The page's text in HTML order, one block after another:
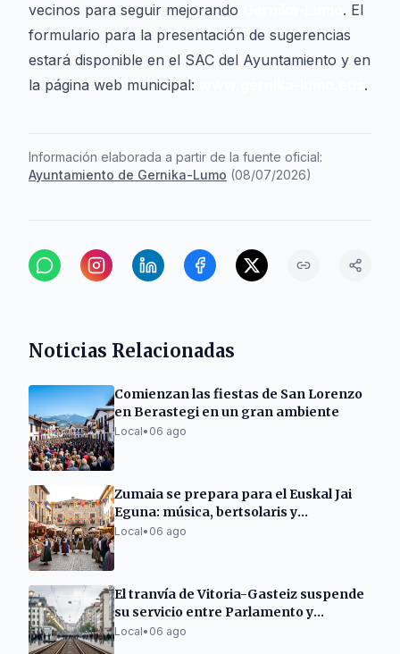
vecinos para seguir mejorando
. El
formulario para la presentación de sugerencias
estará disponible en el SAC del Ayuntamiento y en
la página web municipal:
.
Información elaborada a partir de la fuente oficial:
Ayuntamiento de Gernika-Lumo (08/07/2026)
Noticias Relacionadas
Comienzan las fiestas de San Lorenzo
en Berastegi en un gran ambiente
Local• 06 ago
Zumaia se prepara para el Euskal Jai
Eguna: música, bertsolaris y
degustaciones
Local• 06 ago
El tranvía de Vitoria-Gasteiz suspende
su servicio entre Parlamento y
Angulema hasta el 6 de septiembre
Local• 06 ago